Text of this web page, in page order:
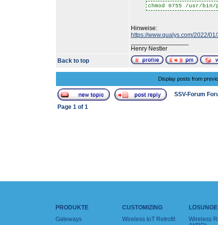
chmod 0755 /usr/bin/
Hinweise:
https://www.qualys.com/2022/
Henry Nestler
Back to top
Display posts from
SSV-Forum
Page 1 of 1
PRODUKTE
Gateways
CUSTOMIZING
Wireless IoT Retrofit
Wireless